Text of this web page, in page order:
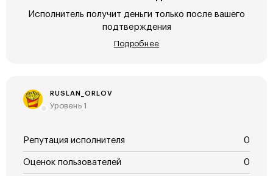
Исполнитель получит деньги только после вашего
подтверждения
Подробнее
RUSLAN_ORLOV
Уровень 1
Репутация исполнителя 0
Оценок пользователей 0